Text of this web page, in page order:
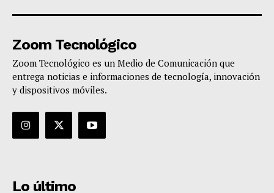
Zoom Tecnológico
Zoom Tecnológico es un Medio de Comunicación que
entrega noticias e informaciones de tecnología, innovación
y dispositivos móviles.
Lo último